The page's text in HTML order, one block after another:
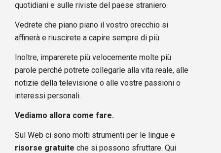
quotidiani e sulle riviste del paese straniero.
Vedrete che piano piano il vostro orecchio si
affinerà e riuscirete a capire sempre di più.
Inoltre, imparerete più velocemente molte più
parole perché potrete collegarle alla vita reale, alle
notizie della televisione o alle vostre passioni o
interessi personali.
Vediamo allora come fare.
Sul Web ci sono molti strumenti per le lingue e
risorse gratuite che si possono sfruttare. Qui